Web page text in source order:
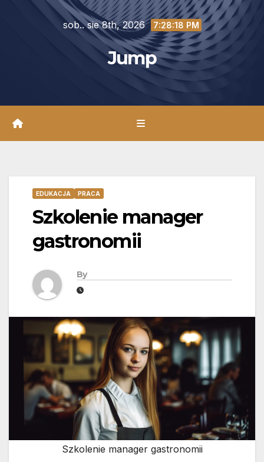
sob.. sie 8th, 2026 7:28:19 PM
Jump
EDUKACJA PRACA
Szkolenie manager
gastronomii
By
Szkolenie manager gastronomii